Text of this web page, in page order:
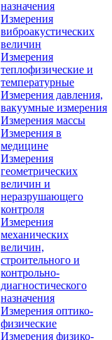
назначения
Измерения
виброакустических
величин
Измерения
теплофизические и
температурные
Измерения давления,
вакуумные измерения
Измерения массы
Измерения в
медицине
Измерения
геометрических
величин и
неразрушающего
контроля
Измерения
механических
величин,
строительного и
контрольно-
диагностического
назначения
Измерения оптико-
физические
Измерения физико-